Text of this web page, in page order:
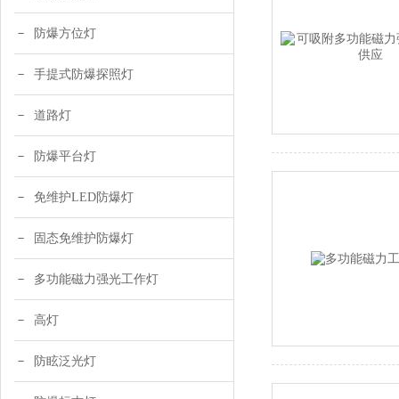
防爆方位灯
手提式防爆探照灯
道路灯
防爆平台灯
免维护LED防爆灯
固态免维护防爆灯
多功能磁力强光工作灯
高灯
防眩泛光灯